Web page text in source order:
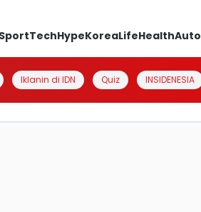
SportTechHypeKoreaLifeHealth
Iklanin di IDN Quiz INSIDENESIA